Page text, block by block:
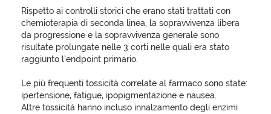
Rispetto ai controlli storici che erano stati trattati con
chemioterapia di seconda linea, la sopravvivenza libera
da progressione e la sopravvivenza generale sono
risultate prolungate nelle 3 corti nelle quali era stato
raggiunto l’endpoint primario.
Le più frequenti tossicità correlate al farmaco sono state:
ipertensione, fatigue, ipopigmentazione e nausea.
Altre tossicità hanno incluso innalzamento degli enzimi